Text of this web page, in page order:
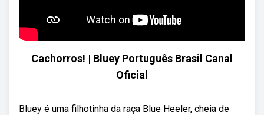
Cachorros! | Bluey Português Brasil Canal
Oficial
Bluey é uma filhotinha da raça Blue Heeler, cheia de